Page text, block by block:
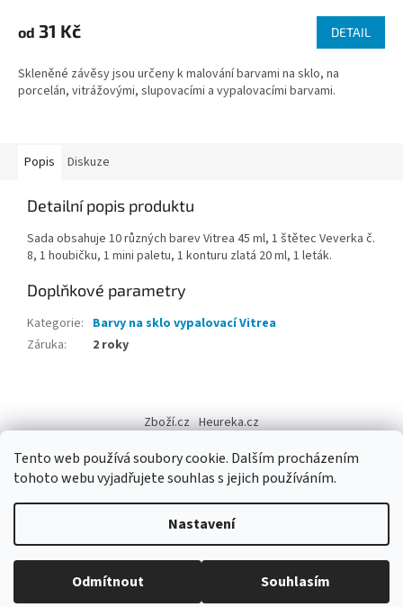
Tento web používá soubory cookie. Dalším procházením
tohoto webu vyjadřujete souhlas s jejich používáním.
Nastavení
Odmítnout Souhlasím
od 31 Kč DETAIL
Skleněné závěsy jsou určeny k malování barvami na sklo, na
porcelán, vitrážovými, slupovacími a vypalovacími barvami.
Popis Diskuze
Detailní popis produktu
Sada obsahuje 10 různých barev Vitrea 45 ml, 1 štětec Veverka č.
8, 1 houbičku, 1 mini paletu, 1 konturu zlatá 20 ml, 1 leták.
Doplňkové parametry
Kategorie: Barvy na sklo vypalovací Vitrea
Záruka: 2 roky
p
Zboží.cz Heureka.cz
Copyright 2026Výtvarné potřeby - hedvábí.cz. Všechna práva
vyhrazena.
Upravit nastavení cookies